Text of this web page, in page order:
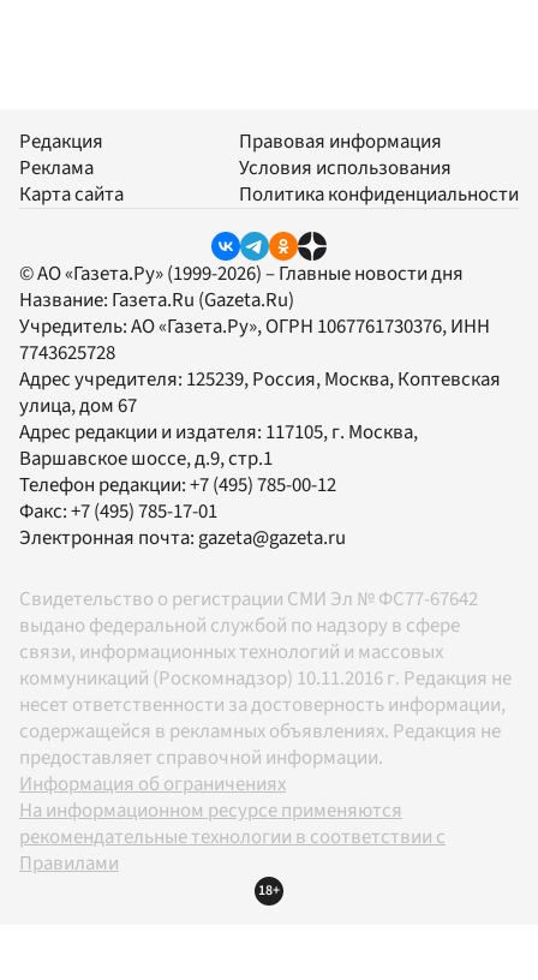
Редакция
Реклама
Карта сайта
Правовая информация
Условия использования
Политика конфиденциальности
© АО «Газета.Ру» (1999-2026) – Главные новости дня
Название: Газета.Ru (Gazeta.Ru)
Учредитель:АО «Газета.Ру», ОГРН 1067761730376, ИНН
7743625728
Адрес учредителя: 125239, Россия, Москва, Коптевская
улица, дом 67
Адрес редакции и издателя: 117105, г. Москва,
Варшавское шоссе, д.9, стр.1
Телефон редакции:+7 (495) 785-00-12
Факс:+7 (495) 785-17-01
Электронная почта:gazeta@gazeta.ru
Свидетельство о регистрации СМИ Эл № ФС77-67642
выдано федеральной службой по надзору в сфере
связи, информационных технологий и массовых
коммуникаций (Роскомнадзор) 10.11.2016 г. Редакция не
несет ответственности за достоверность информации,
содержащейся в рекламных объявлениях. Редакция не
предоставляет справочной информации.
Информация об ограничениях
На информационном ресурсе применяются
рекомендательные технологии в соответствии с
Правилами
18+